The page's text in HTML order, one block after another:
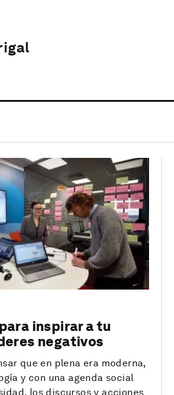
inspirar a tu
negativos
que en plena era moderna,
y con una agenda social
los discursos y acciones